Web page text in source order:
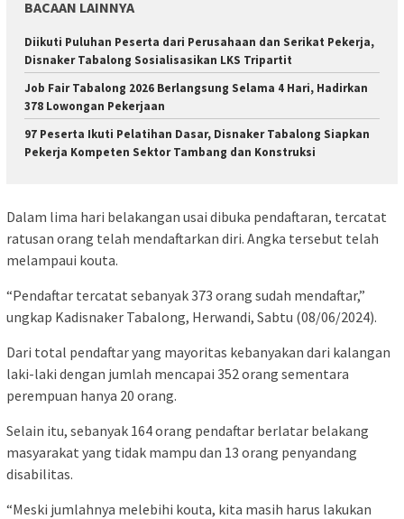
BACAAN LAINNYA
Diikuti Puluhan Peserta dari Perusahaan dan Serikat Pekerja,
Disnaker Tabalong Sosialisasikan LKS Tripartit
Job Fair Tabalong 2026 Berlangsung Selama 4 Hari, Hadirkan
378 Lowongan Pekerjaan
97 Peserta Ikuti Pelatihan Dasar, Disnaker Tabalong Siapkan
Pekerja Kompeten Sektor Tambang dan Konstruksi
Dalam lima hari belakangan usai dibuka pendaftaran, tercatat
ratusan orang telah mendaftarkan diri. Angka tersebut telah
melampaui kouta.
“Pendaftar tercatat sebanyak 373 orang sudah mendaftar,”
ungkap Kadisnaker Tabalong, Herwandi, Sabtu (08/06/2024).
Dari total pendaftar yang mayoritas kebanyakan dari kalangan
laki-laki dengan jumlah mencapai 352 orang sementara
perempuan hanya 20 orang.
Selain itu, sebanyak 164 orang pendaftar berlatar belakang
masyarakat yang tidak mampu dan 13 orang penyandang
disabilitas.
“Meski jumlahnya melebihi kouta, kita masih harus lakukan